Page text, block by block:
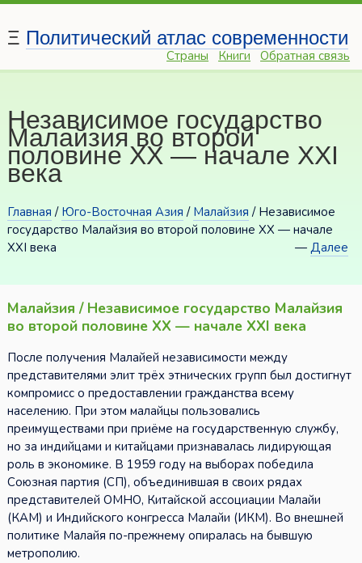
Ξ Политический атлас современности
Страны Книги Обратная связь
Независимое государство
Малайзия во второй
половине XX — начале XXI
века
Главная / Юго-Восточная Азия / Малайзия / Независимое
государство Малайзия во второй половине XX — начале
XXI века
—Далее
Малайзия / Независимое государство Малайзия
во второй половине XX — начале XXI века
После получения Малайей независимости между
представителями элит трёх этнических групп был достигнут
компромисс о предоставлении гражданства всему
населению. При этом малайцы пользовались
преимуществами при приёме на государственную службу,
но за индийцами и китайцами признавалась лидирующая
роль в экономике. В 1959 году на выборах победила
Союзная партия (СП), объединившая в своих рядах
представителей ОМНО, Китайской ассоциации Малайи
(КАМ) и Индийского конгресса Малайи (ИКМ). Во внешней
политике Малайя по-прежнему опиралась на бывшую
метрополию.